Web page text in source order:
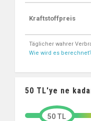
Kraftstoffpreis
Täglicher wahrer
Wie wird es berechnet?
50 TL'ye ne
50 TL